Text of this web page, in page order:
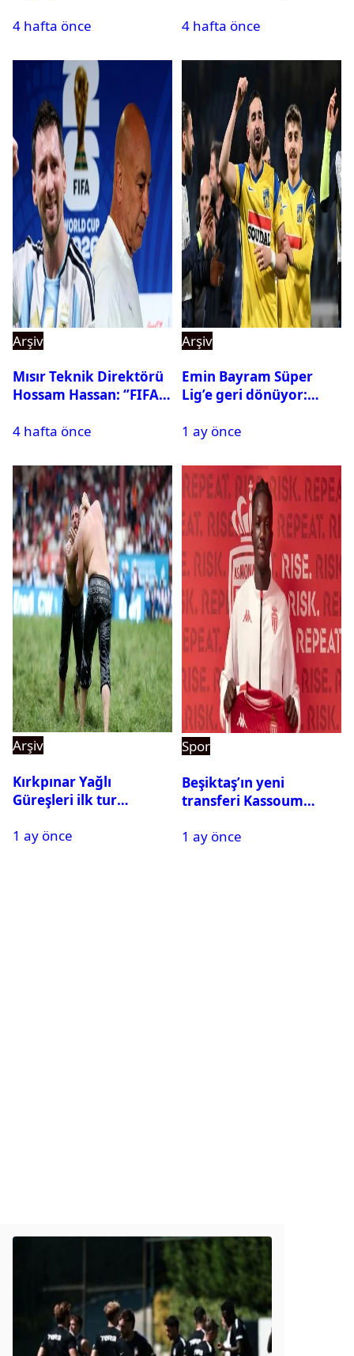
4 hafta önce
4 hafta önce
Arşiv
Mısır Teknik Direktörü
Hossam Hassan: ‘’FIFA,
istemiyor’’
4 hafta önce
Arşiv
Emin Bayram Süper
Lig’e geri dönüyor:
1 ay önce
Arşiv
Kırkpınar Yağlı
Güreşleri ilk tur
2. tura geçen
1 ay önce
Spor
Beşiktaş’ın yeni
transferi Kassoum
gelecek? Resmi
1 ay önce